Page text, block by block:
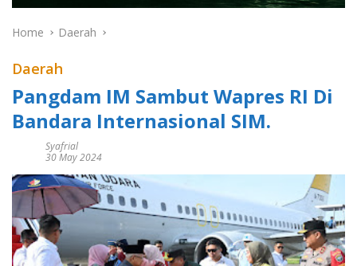
Home Daerah
Daerah
Pangdam IM Sambut Wapres RI Di
Bandara Internasional SIM.
Syafrial
30 May 2024